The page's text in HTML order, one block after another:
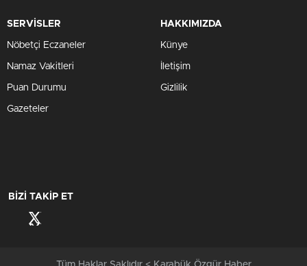
SERVİSLER
Nöbetçi Eczaneler
Namaz Vakitleri
Puan Durumu
Gazeteler
HAKKIMIZDA
Künye
İletişim
Gizlilik
BİZİ TAKİP ET